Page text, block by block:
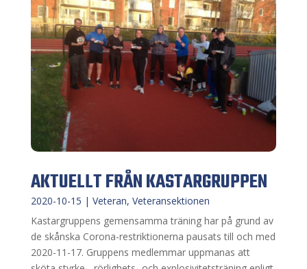
AKTUELLT FRÅN KASTARGRUPPEN
2020-10-15 | Veteran, Veteransektionen
Kastargruppens gemensamma träning har på grund av
de skånska Corona-restriktionerna pausats till och med
2020-11-17. Gruppens medlemmar uppmanas att